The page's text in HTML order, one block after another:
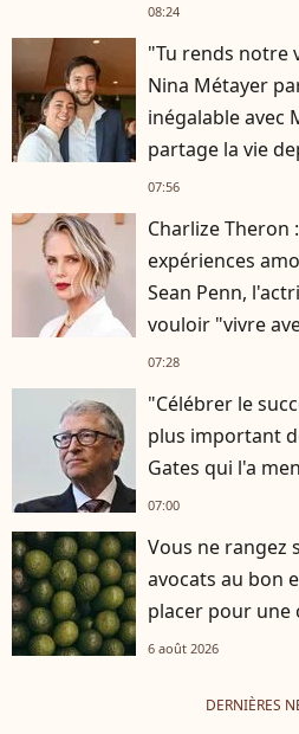
08:24
"Tu rends notre
Nina Métayer
inégalable avec
partage la vie
07:56
Charlize Theron
expériences
Sean Penn,
vouloir "vivre
07:28
"Célébrer le
plus important
Gates qui l'a
07:00
Vous ne rangez
avocats au bon
placer pour une
6 août 2026
DERNIÈRES